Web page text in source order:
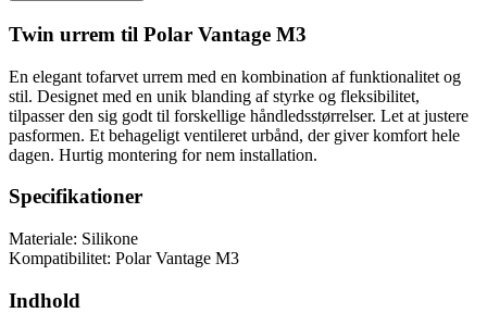
Twin urrem til Polar Vantage M3
En elegant tofarvet urrem med en kombination af funktionalitet og
stil. Designet med en unik blanding af styrke og fleksibilitet,
tilpasser den sig godt til forskellige håndledsstørrelser. Let at justere
pasformen. Et behageligt ventileret urbånd, der giver komfort hele
dagen. Hurtig montering for nem installation.
Specifikationer
Materiale: Silikone
Kompatibilitet: Polar Vantage M3
Indhold